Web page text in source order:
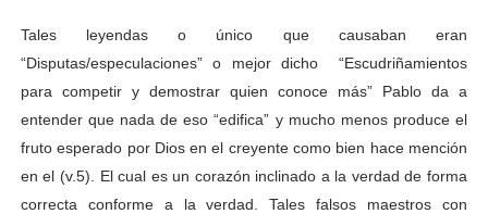
Tales leyendas o único que causaban eran
“Disputas/especulaciones” o mejor dicho “Escudriñamientos
para competir y demostrar quien conoce más” Pablo da a
entender que nada de eso “edifica” y mucho menos produce el
fruto esperado por Dios en el creyente como bien hace mención
en el (v.5). El cual es un corazón inclinado a la verdad de forma
correcta conforme a la verdad. Tales falsos maestros con